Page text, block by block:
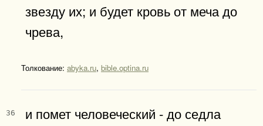
звезду их; и будет кровь от меча до
чрева,
Толкование: abyka.ru, bible.optina.ru
36
и помет человеческий - до седла